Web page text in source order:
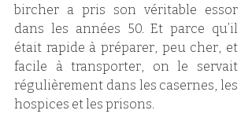
bircher a pris son véritable essor
dans les années 50. Et parce qu’il
était rapide à préparer, peu cher, et
facile à transporter, on le servait
régulièrement dans les casernes, les
hospices et les prisons.